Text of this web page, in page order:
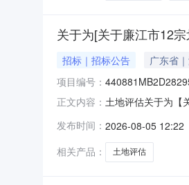
关于为[关于廉江市12
招标｜招标公告 广东省
项目编号：
正文内容： 土地评估关于为【
出让金评估项目（
发布时间： 2026-08-05 12:22
相关产品：
土地评估